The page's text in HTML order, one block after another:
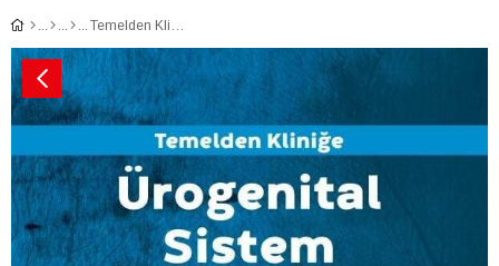
Temelden Kliniğe Ürogenital Sistem